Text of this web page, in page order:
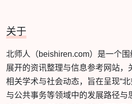
关于
北师人（beishiren.com）是一个
展开的资讯整理与信息参考网站，
相关学术与社会动态，旨在呈现“
与公共事务等领域中的发展路径与